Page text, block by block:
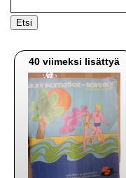
40 viimeksi lisättyä